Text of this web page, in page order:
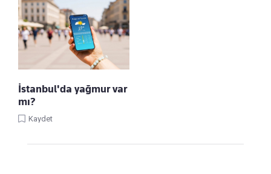
İstanbul'da yağmur var
mı?
Kaydet